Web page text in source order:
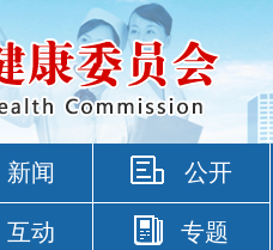
新闻 公开
互动 专题